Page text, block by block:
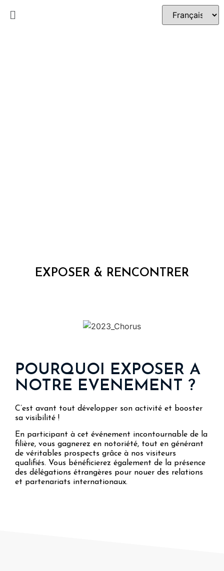
EXPOSER & RENCONTRER
POURQUOI EXPOSER A
NOTRE EVENEMENT ?
C’est avant tout développer son activité et booster
sa visibilité !
En participant à cet événement incontournable de la
filière, vous gagnerez en notoriété, tout en générant
de véritables prospects grâce à nos visiteurs
qualifiés. Vous bénéficierez également de la présence
des délégations étrangères pour nouer des relations
et partenariats internationaux.